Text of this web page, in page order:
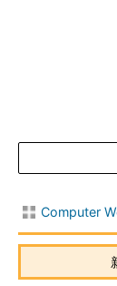
Computer